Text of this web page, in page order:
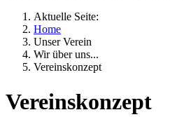
Aktuelle Seite:
Home
Unser Verein
Wir über uns...
Vereinskonzept
Vereinskonzept